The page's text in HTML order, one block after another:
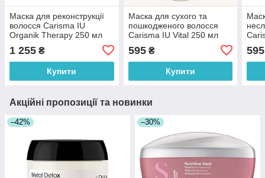
Маска для реконструкції
волосся Carisma IU
Organik Therapy 250 мл
1 255 ₴
Купити
Маска для сухого та
пошкодженого волосся
Carisma IU Vital 250 мл
595₴
Купити
595
Акційні пропозиції та новинки
–42% –30%